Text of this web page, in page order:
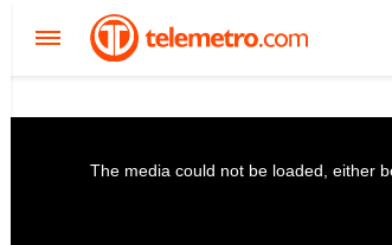
The media could not be loaded, either